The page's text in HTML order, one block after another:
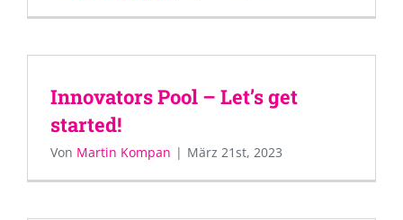
Innovators Pool – Let’s get
started!
Von Martin Kompan | März 21st, 2023